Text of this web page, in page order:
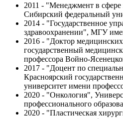
2011 - "Менеджмент в сфере
Сибирский федеральный
2014 - "Государственное
здравоохранении", МГУ
2016 - "Доктор
государственный
профессора Войно-
2017 - "Доцент по
Красноярский
университет имени
2020 - "Онкология",
профессионального
2020 - "Пластическая